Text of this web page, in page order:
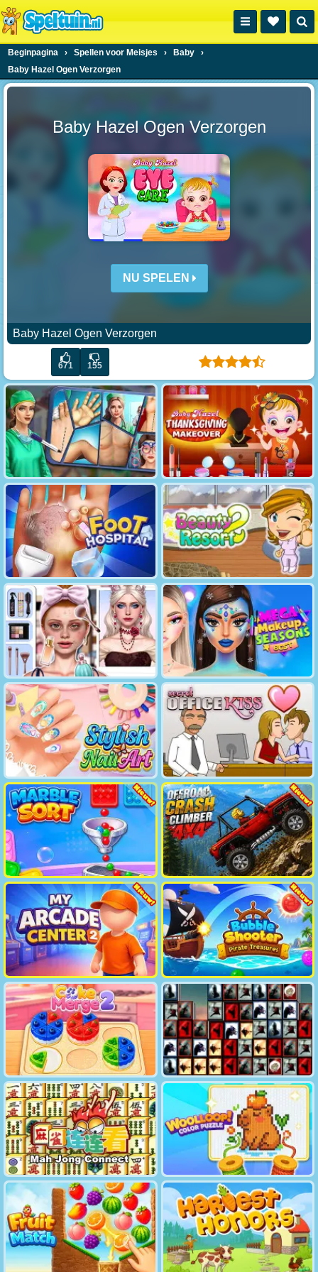
Beginpagina › Spellen voor Meisjes › Baby
›
Baby Hazel Ogen Verzorgen
Baby Hazel Ogen Verzorgen
NU SPELEN
Baby Hazel Ogen Verzorgen
671 155